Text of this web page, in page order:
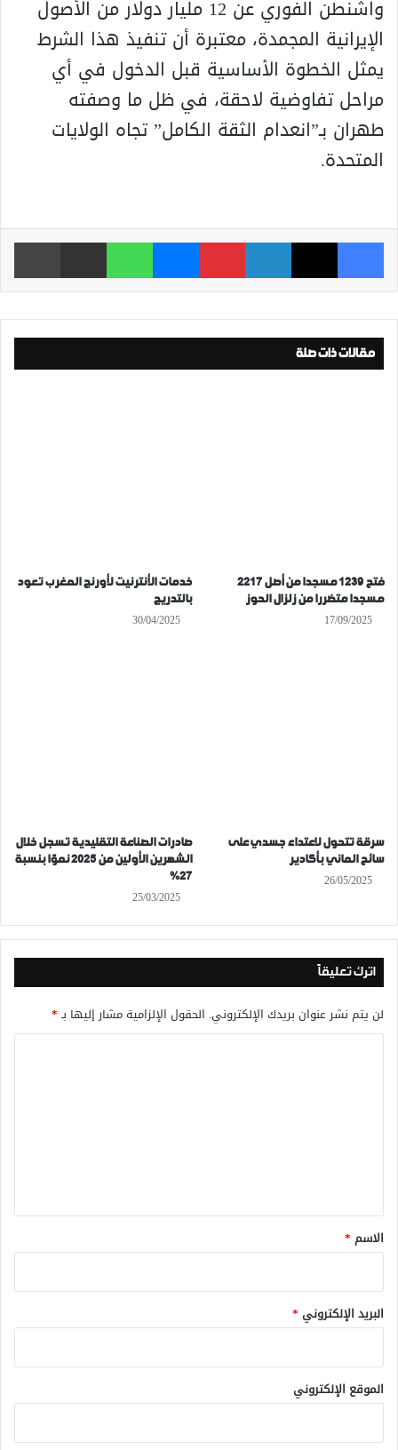
واشنطن الفوري عن 12 مليار دولار من الأصول
الإيرانية المجمدة، معتبرة أن تنفيذ هذا الشرط
يمثل الخطوة الأساسية قبل الدخول في أي
مراحل تفاوضية لاحقة، في ظل ما وصفته
طهران بـ”انعدام الثقة الكامل” تجاه الولايات
المتحدة.
فيسبوك ‫X لينكدإن بينتيريست ماسنجر واتساب مشاركة عبر البريد
مقالات ذات صلة
فتح 1239 مسجدا من أصل 2217
مسجدا متضررا من زلزال الحوز
17/09/2025
خدمات الأنترنيت لأورنج المغرب تعود
بالتدريج
30/04/2025
سرقة تتحول لاعتداء جسدي على
سائح الماني بأكادير
26/05/2025
صادرات الصناعة التقليدية تسجل خلال
الشهرين الأولين من 2025 نموًا بنسبة
27%
25/03/2025
اترك تعليقاً
لن يتم نشر عنوان بريدك الإلكتروني. الحقول الإلزامية مشار إليها بـ*
*
الاسم *
البريد الإلكتروني *
الموقع الإلكتروني